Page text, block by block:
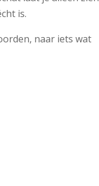
is.
naar iets wat